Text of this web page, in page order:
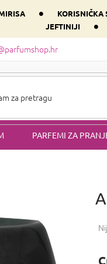
•
JEFTINIJI
•
prema dominantnoj
PARFEMI ZA
je